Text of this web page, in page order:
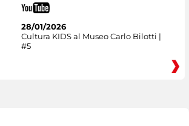
28/01/2026
Cultura KIDS al Museo Carlo Bilotti |
#5